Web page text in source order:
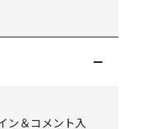
ン＆コメント入